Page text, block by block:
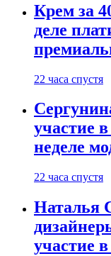
Крем за
деле
22 часа спустя
участие
неделе
22 часа спустя
Наталья
участие